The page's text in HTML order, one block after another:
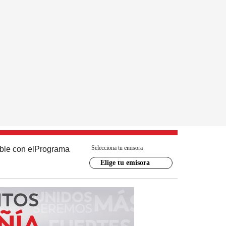
con el Programa Selecciona tu emisora
Elige tu emisora